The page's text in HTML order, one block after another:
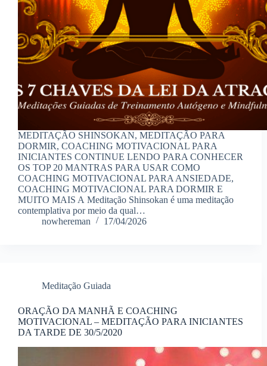
MEDITAÇÃO SHINSOKAN, MEDITAÇÃO PARA
DORMIR, COACHING MOTIVACIONAL PARA
INICIANTES CONTINUE LENDO PARA CONHECER
OS TOP 20 MANTRAS PARA USAR COMO
COACHING MOTIVACIONAL PARA ANSIEDADE,
COACHING MOTIVACIONAL PARA DORMIR E
MUITO MAIS A Meditação Shinsokan é uma meditação
contemplativa por meio da qual…
nowhereman
17/04/2026
Meditação Guiada
ORAÇÃO DA MANHÃ E COACHING
MOTIVACIONAL – MEDITAÇÃO PARA INICIANTES
DA TARDE DE 30/5/2020